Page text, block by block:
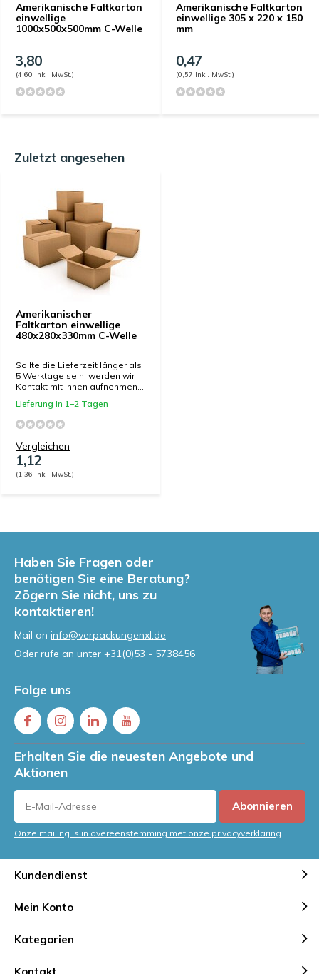
Amerikanische Faltkarton
einwellige
1000x500x500mm C-Welle
3,80
(4,60 Inkl. MwSt.)
Amerikanische Faltkarton
einwellige 305 x 220 x 150
mm
0,47
(0,57 Inkl. MwSt.)
Zuletzt angesehen
Amerikanischer
Faltkarton einwellige
480x280x330mm C-Welle
Sollte die Lieferzeit länger als
5 Werktage sein, werden wir
Kontakt mit Ihnen aufnehmen....
Lieferung in 1–2 Tagen
Vergleichen
1,12
(1,36 Inkl. MwSt.)
Haben Sie Fragen oder
benötigen Sie eine Beratung?
Zögern Sie nicht, uns zu
kontaktieren!
Mail an info@verpackungenxl.de
Oder rufe an unter +31(0)53 - 5738456
Folge uns
Erhalten Sie die neuesten Angebote und
Aktionen
Abonnieren
Onze mailing is in overeenstemming met onze privacyverklaring
Kundendienst
Mein Konto
Kategorien
Kontakt